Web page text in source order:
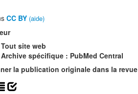
CC BY (aide)
Tout site web
Archive spécifique : PubMed Central
la publication originale dans la revue